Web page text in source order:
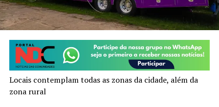
Locais contemplam todas as zonas da cidade, além da
zona rural